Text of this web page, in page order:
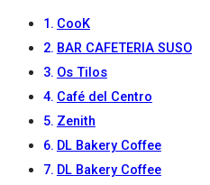
CooK
BAR CAFETERIA SUSO
Os Tilos
Café del Centro
Zenith
DL Bakery Coffee
DL Bakery Coffee